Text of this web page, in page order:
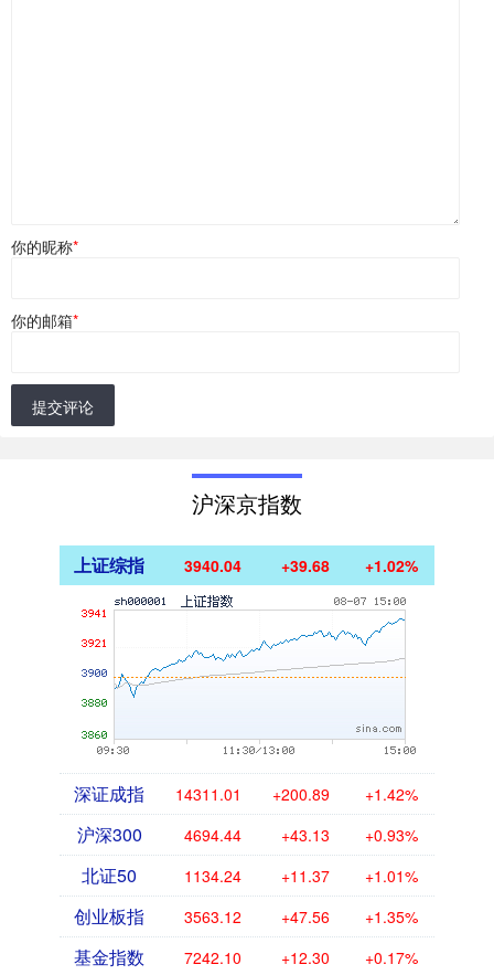
你的昵称*
你的邮箱*
提交评论
沪深京指数
上证综指 3940.04 +39.68 +1.02%
深证成指 14311.01 +200.89 +1.42%
沪深300 4694.44 +43.13 +0.93%
北证50 1134.24 +11.37 +1.01%
创业板指 3563.12 +47.56 +1.35%
基金指数 7242.10 +12.30 +0.17%